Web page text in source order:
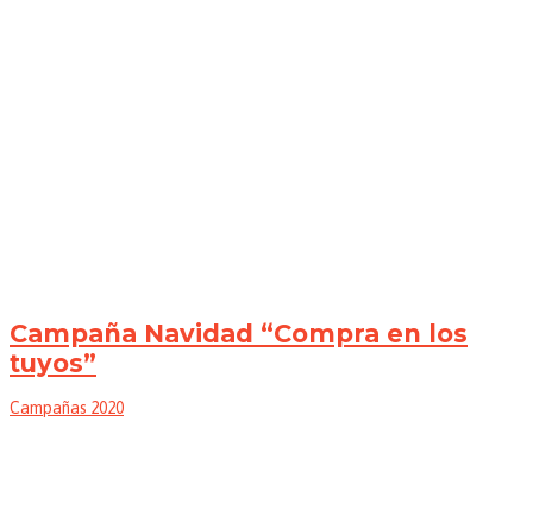
Campaña Navidad “Compra en los
tuyos”
Campañas 2020